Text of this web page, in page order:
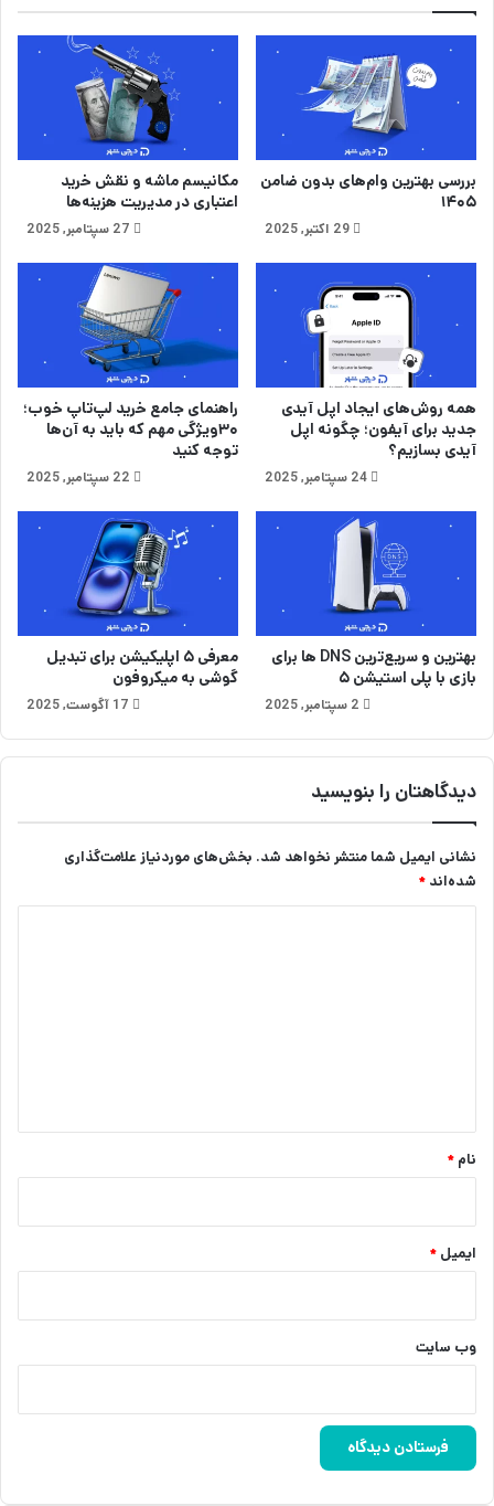
و
ن
ر
ا
ا
و
ر
ا
د
و
ن
بررسی بهترین وام‌های بدون ضامن
۱۴۰۵
29 اکتبر, 2025
مکانیسم ماشه و نقش خرید
اعتباری در مدیریت هزینه‌ها
27 سپتامبر, 2025
همه روش‌های ایجاد اپل آیدی
جدید برای آیفون؛ چگونه اپل
آیدی بسازیم؟
24 سپتامبر, 2025
راهنمای جامع خرید لپ‌تاپ خوب؛
۳۰ویژگی مهم که باید به آن‌ها
توجه کنید
22 سپتامبر, 2025
بهترین و سریع‌ترین DNS ها برای
بازی با پلی استیشن ۵
2 سپتامبر, 2025
معرفی ۵ اپلیکیشن‌ برای تبدیل
گوشی به میکروفون
17 آگوست, 2025
دیدگاهتان را بنویسید
نشانی ایمیل شما منتشر نخواهد شد. بخش‌های موردنیاز علامت‌گذاری
شده‌اند *
نام *
ایمیل *
وب‌ سایت